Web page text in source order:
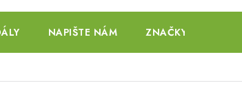
KOŠÍK
NAPIŠTE NÁM ZNAČKY